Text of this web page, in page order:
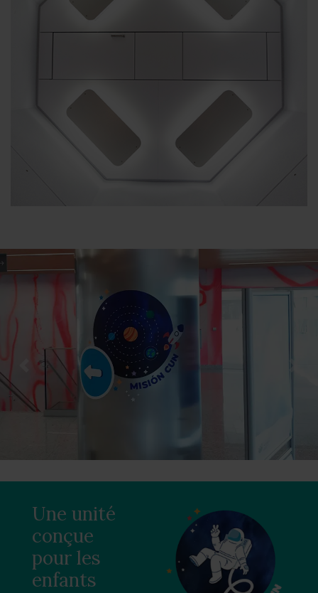
Une unité
conçue
pour les
enfants